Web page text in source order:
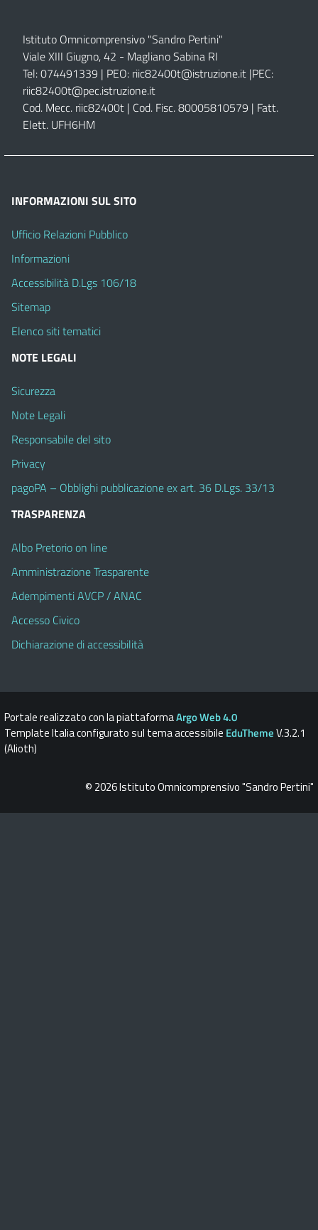
Istituto Omnicomprensivo "Sandro Pertini"
Viale XIII Giugno, 42 - Magliano Sabina RI
Tel: 074491339 | PEO: riic82400t@istruzione.it |PEC:
riic82400t@pec.istruzione.it
Cod. Mecc. riic82400t | Cod. Fisc. 80005810579 | Fatt.
Elett. UFH6HM
INFORMAZIONI SUL SITO
Ufficio Relazioni Pubblico
Informazioni
Accessibilità D.Lgs 106/18
Sitemap
Elenco siti tematici
NOTE LEGALI
Sicurezza
Note Legali
Responsabile del sito
Privacy
pagoPA – Obblighi pubblicazione ex art. 36 D.Lgs. 33/13
TRASPARENZA
Albo Pretorio on line
Amministrazione Trasparente
Adempimenti AVCP / ANAC
Accesso Civico
Dichiarazione di accessibilità
Portale realizzato con la piattaformaArgo Web 4.0
Template Italia configurato sul tema accessibile EduThemeV.3.2.1
(Alioth)
© 2026 Istituto Omnicomprensivo "Sandro Pertini"